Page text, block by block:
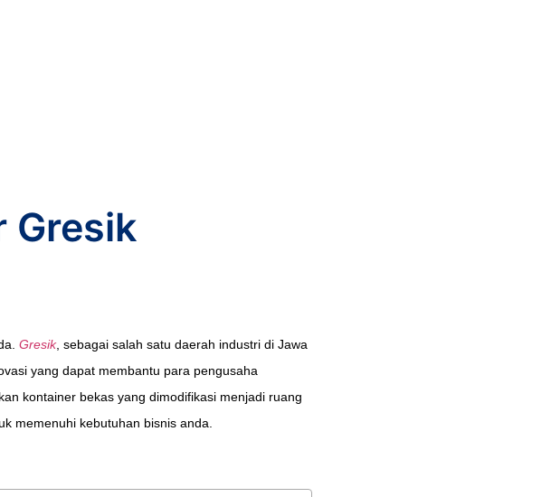
Gresik
Gresik, sebagai salah satu daerah industri di Jawa
yang dapat membantu para pengusaha
kontainer bekas yang dimodifikasi menjadi ruang
memenuhi kebutuhan bisnis anda.